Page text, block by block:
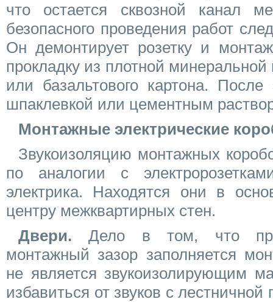
что остается сквозной канал
безопасного проведения работ
Он демонтирует розетку и
прокладку из плотной
или базальтового картона. После
шпаклевкой или цементным
Монтажные электрические
Звукоизоляцию монтажных
по аналогии с
электрика. Находятся они в
центру межквартирных стен.
Двери.Дело в том, что
монтажный зазор заполняется
не является звукоизолирующим
избавиться от звуков с